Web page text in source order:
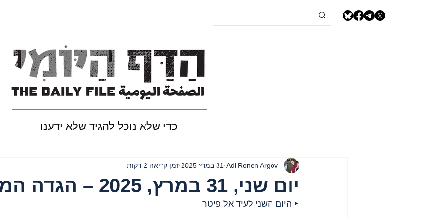
כדי שלא נוכל להגיד שלא ידענו
יום שני, 31 במרץ, 2025 – הגדה המערבית
Adi Ronen Argov 31 במרץ 2025 זמן קריאה 2 דקות
‣ היום השני לעיד אל פיטר